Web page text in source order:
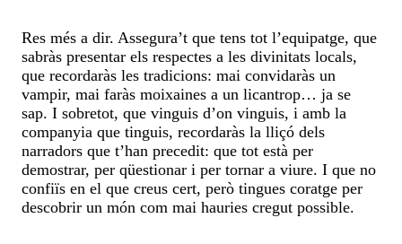
Res més a dir. Assegura’t que tens tot l’equipatge, que
sabràs presentar els respectes a les divinitats locals,
que recordaràs les tradicions: mai convidaràs un
vampir, mai faràs moixaines a un licantrop… ja se
sap. I sobretot, que vinguis d’on vinguis, i amb la
companyia que tinguis, recordaràs la lliçó dels
narradors que t’han precedit: que tot està per
demostrar, per qüestionar i per tornar a viure. I que no
confiïs en el que creus cert, però tingues coratge per
descobrir un món com mai hauries cregut possible.